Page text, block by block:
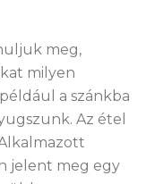
meg,
milyen
a szánkba
Az étel
jelent meg egy